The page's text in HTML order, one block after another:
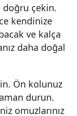
doğru çekin.
kendinize
ve kalça
daha doğal
Ön kolunuz
durun.
omuzlarınız